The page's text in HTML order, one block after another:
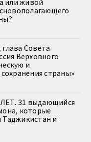
Совета
Верховного
и
страны»
31 выдающийся
которые
и